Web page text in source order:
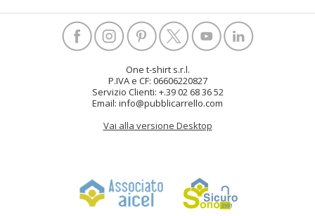
One t-shirt s.r.l.
P.IVA e CF: 06606220827
Servizio Clienti: +.39 02 68 36 52
Email: info@pubblicarrello.com
Vai alla versione Desktop